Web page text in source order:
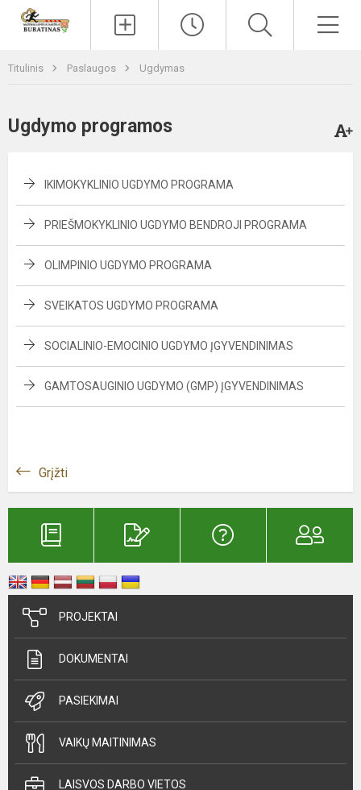
Titulinis Paslaugos Ugdymas
Ugdymo programos
IKIMOKYKLINIO UGDYMO PROGRAMA
PRIEŠMOKYKLINIO UGDYMO BENDROJI PROGRAMA
OLIMPINIO UGDYMO PROGRAMA
SVEIKATOS UGDYMO PROGRAMA
SOCIALINIO-EMOCINIO UGDYMO ĮGYVENDINIMAS
GAMTOSAUGINIO UGDYMO (GMP) ĮGYVENDINIMAS
Grįžti
PROJEKTAI
DOKUMENTAI
PASIEKIMAI
VAIKŲ MAITINIMAS
LAISVOS DARBO VIETOS